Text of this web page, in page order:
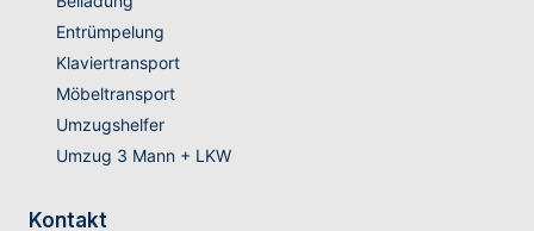
Entrümpelung
Klaviertransport
Möbeltransport
Umzugshelfer
Umzug 3 Mann + LKW
Kontakt